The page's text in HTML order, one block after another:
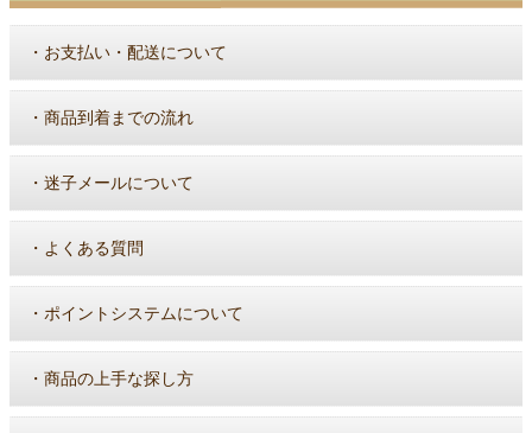
・ お支払い・配送について
・ 商品到着までの流れ
・ 迷子メールについて
・ よくある質問
・ ポイントシステムについて
・ 商品の上手な探し方